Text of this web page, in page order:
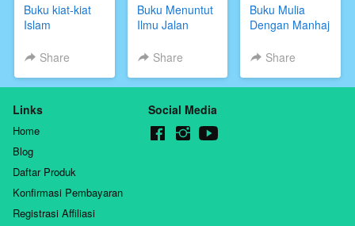
Buku kiat-kiat
Islam
kemiskinan,Ustadz
Qodir Jawas
Share
Buku Menuntut
Ilmu Jalan
Share
Buku Mulia
Dengan Manhaj
Yazid Bin abdul
Pustaka At
Share
Links
Home
Blog
Daftar Produk
Konfirmasi Pembayaran
Registrasi Affiliasi
Social Media